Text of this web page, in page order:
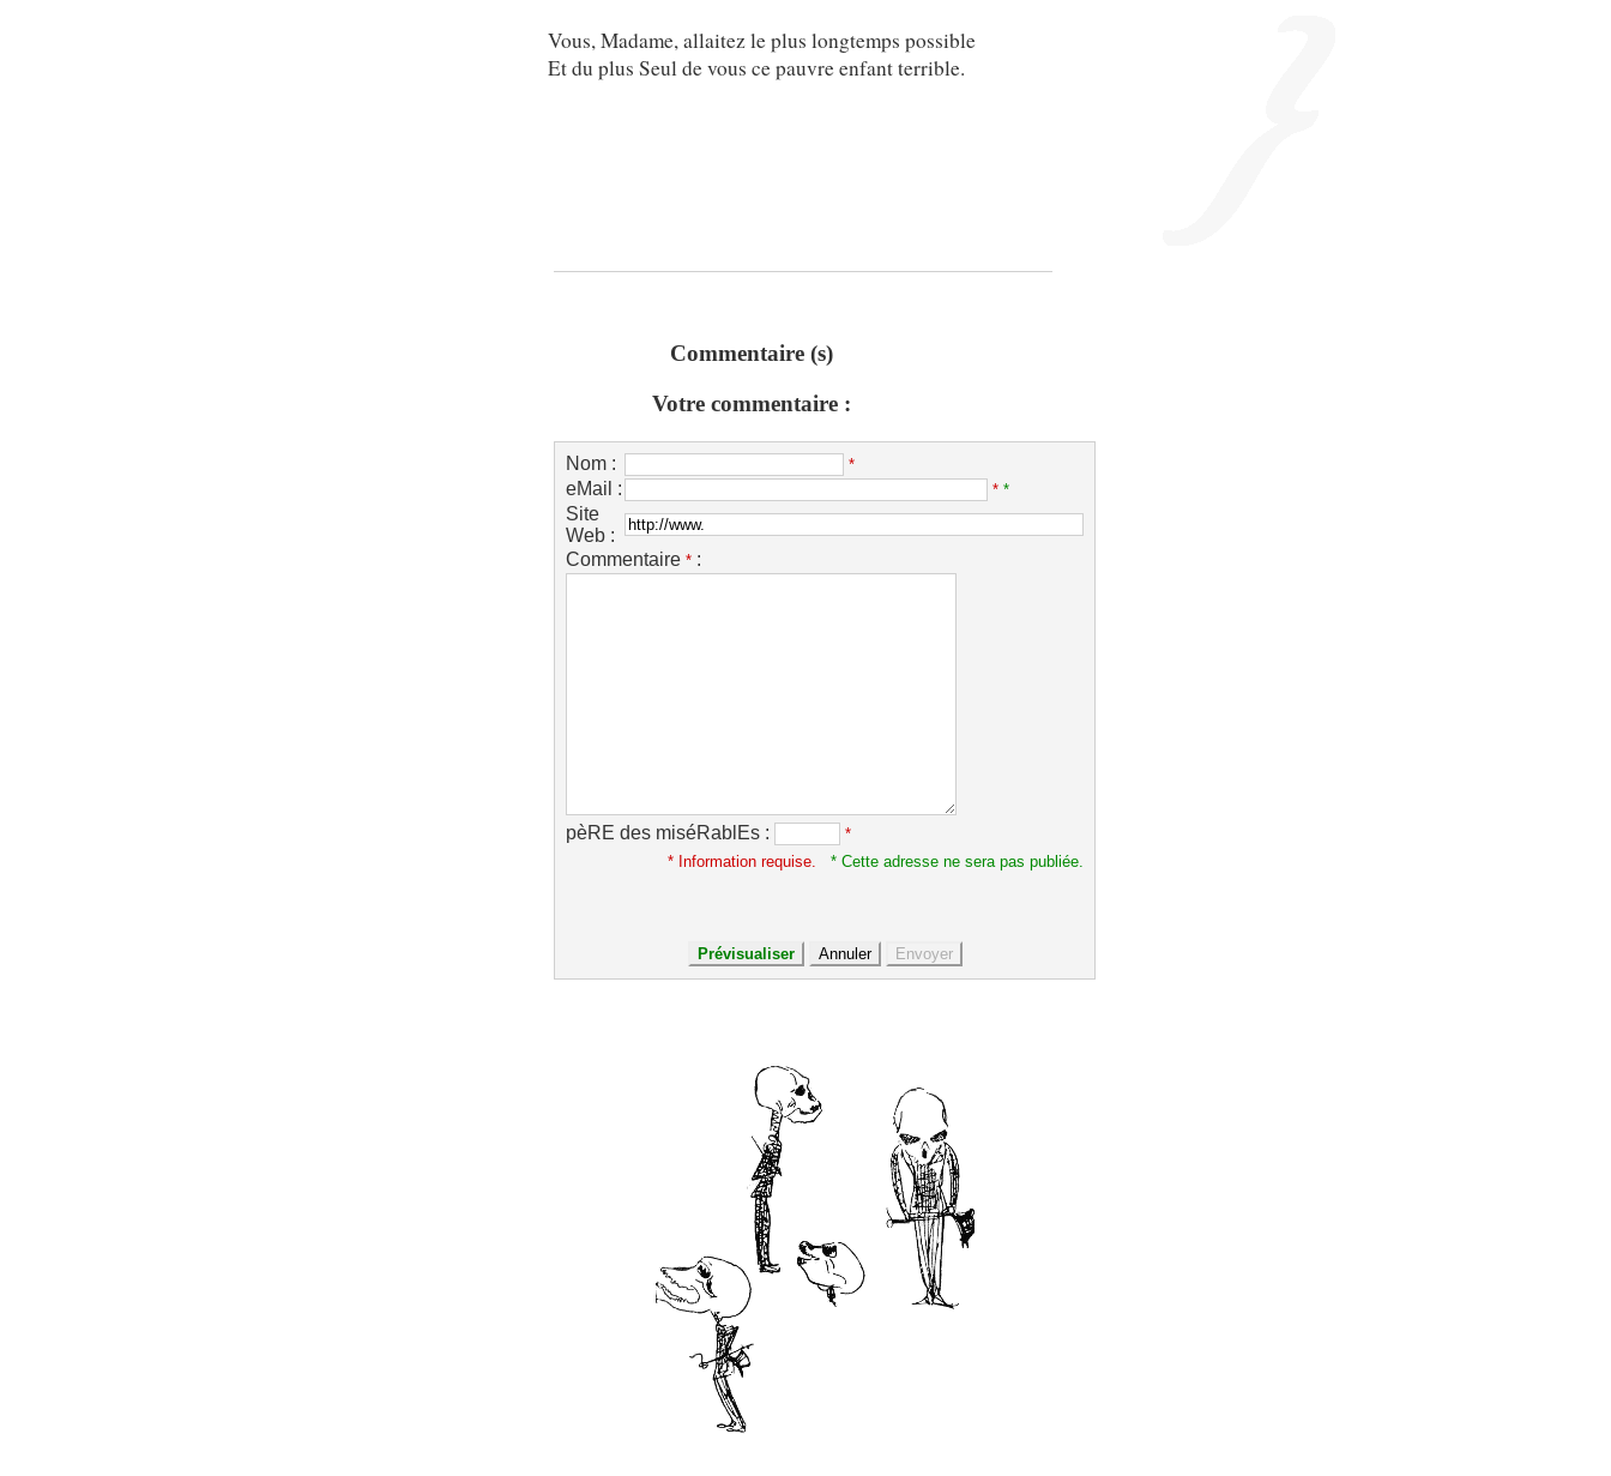
Vous, Madame, allaitez le plus longtemps possible
Et du plus Seul de vous ce pauvre enfant terrible.
Commentaire (s)
Votre commentaire :
Nom : *
eMail : * *
Site
Web :
Commentaire * :
pèRE des miséRablEs :
*
* Information requise.
* Cette adresse ne sera pas publiée.